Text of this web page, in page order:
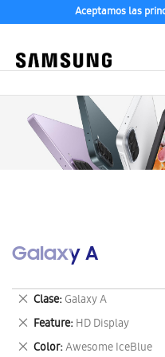
Aceptamos las
Galaxy A
Clase Galaxy A
Eliminar
este
artículo
Feature HD Display
Eliminar
este
Color Awesome IceBlue
Eliminar